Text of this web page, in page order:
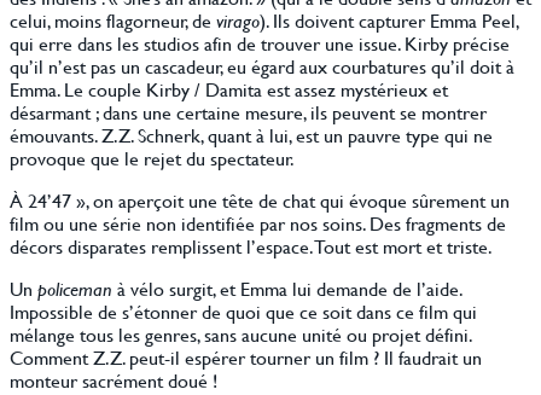
celui, moins flagorneur, de virago). Ils doivent capturer Emma Peel,
qui erre dans les studios afin de trouver une issue. Kirby précise
qu’il n’est pas un cascadeur, eu égard aux courbatures qu’il doit à
Emma. Le couple Kirby / Damita est assez mystérieux et
désarmant ; dans une certaine mesure, ils peuvent se montrer
émouvants. Z.Z. Schnerk, quant à lui, est un pauvre type qui ne
provoque que le rejet du spectateur.
À 24’47 », on aperçoit une tête de chat qui évoque sûrement un
film ou une série non identifiée par nos soins. Des fragments de
décors disparates remplissent l’espace. Tout est mort et triste.
Un policeman à vélo surgit, et Emma lui demande de l’aide.
Impossible de s’étonner de quoi que ce soit dans ce film qui
mélange tous les genres, sans aucune unité ou projet défini.
Comment Z.Z. peut-il espérer tourner un film ? Il faudrait un
monteur sacrément doué !